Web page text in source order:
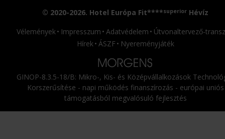
© 2020-2026. Hotel Európa Fit****superior Hévíz
Vélemények
Impresszum Adatvédelem
Útvonaltervező-
Hírek ÁSZF Nyereményjáték
GINOP-8.3.5-18/B: Mikro-, Kis- és Középvállalkozások
Korszerűsítése - napi működés finanszírozás - európai uniós
támogatásból megvalósuló fejlesztés